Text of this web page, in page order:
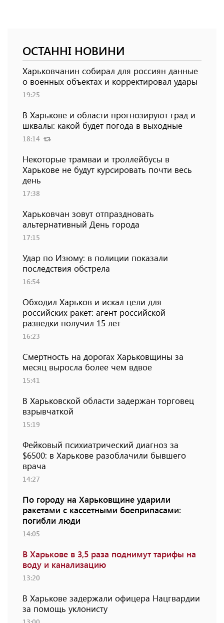
ОСТАННІ НОВИНИ
Харьковчанин собирал для россиян данные
о военных объектах и ​​корректировал удары
19:25
В Харькове и области прогнозируют град и
шквалы: какой будет погода в выходные
18:14
Некоторые трамваи и троллейбусы в
Харькове не будут курсировать почти весь
день
17:38
Харьковчан зовут отпраздновать
альтернативный День города
17:15
Удар по Изюму: в полиции показали
последствия обстрела
16:54
Обходил Харьков и искал цели для
российских ракет: агент российской
разведки получил 15 лет
16:23
Смертность на дорогах Харьковщины за
месяц выросла более чем вдвое
15:41
В Харьковской области задержан торговец
взрывчаткой
15:19
Фейковый психиатрический диагноз за
$6500: в Харькове разоблачили бывшего
врача
14:27
По городу на Харьковщине ударили
ракетами с кассетными боеприпасами:
погибли люди
14:05
В Харькове в 3,5 раза поднимут тарифы на
воду и канализацию
13:20
В Харькове задержали офицера Нацгвардии
за помощь уклонисту